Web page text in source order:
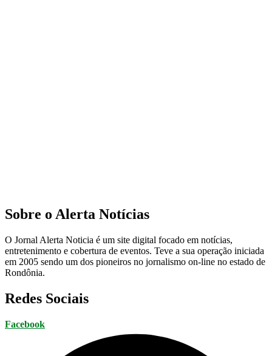
Sobre o Alerta Notícias
O Jornal Alerta Noticia é um site digital focado em notícias,
entretenimento e cobertura de eventos. Teve a sua operação iniciada
em 2005 sendo um dos pioneiros no jornalismo on-line no estado de
Rondônia.
Redes Sociais
Facebook